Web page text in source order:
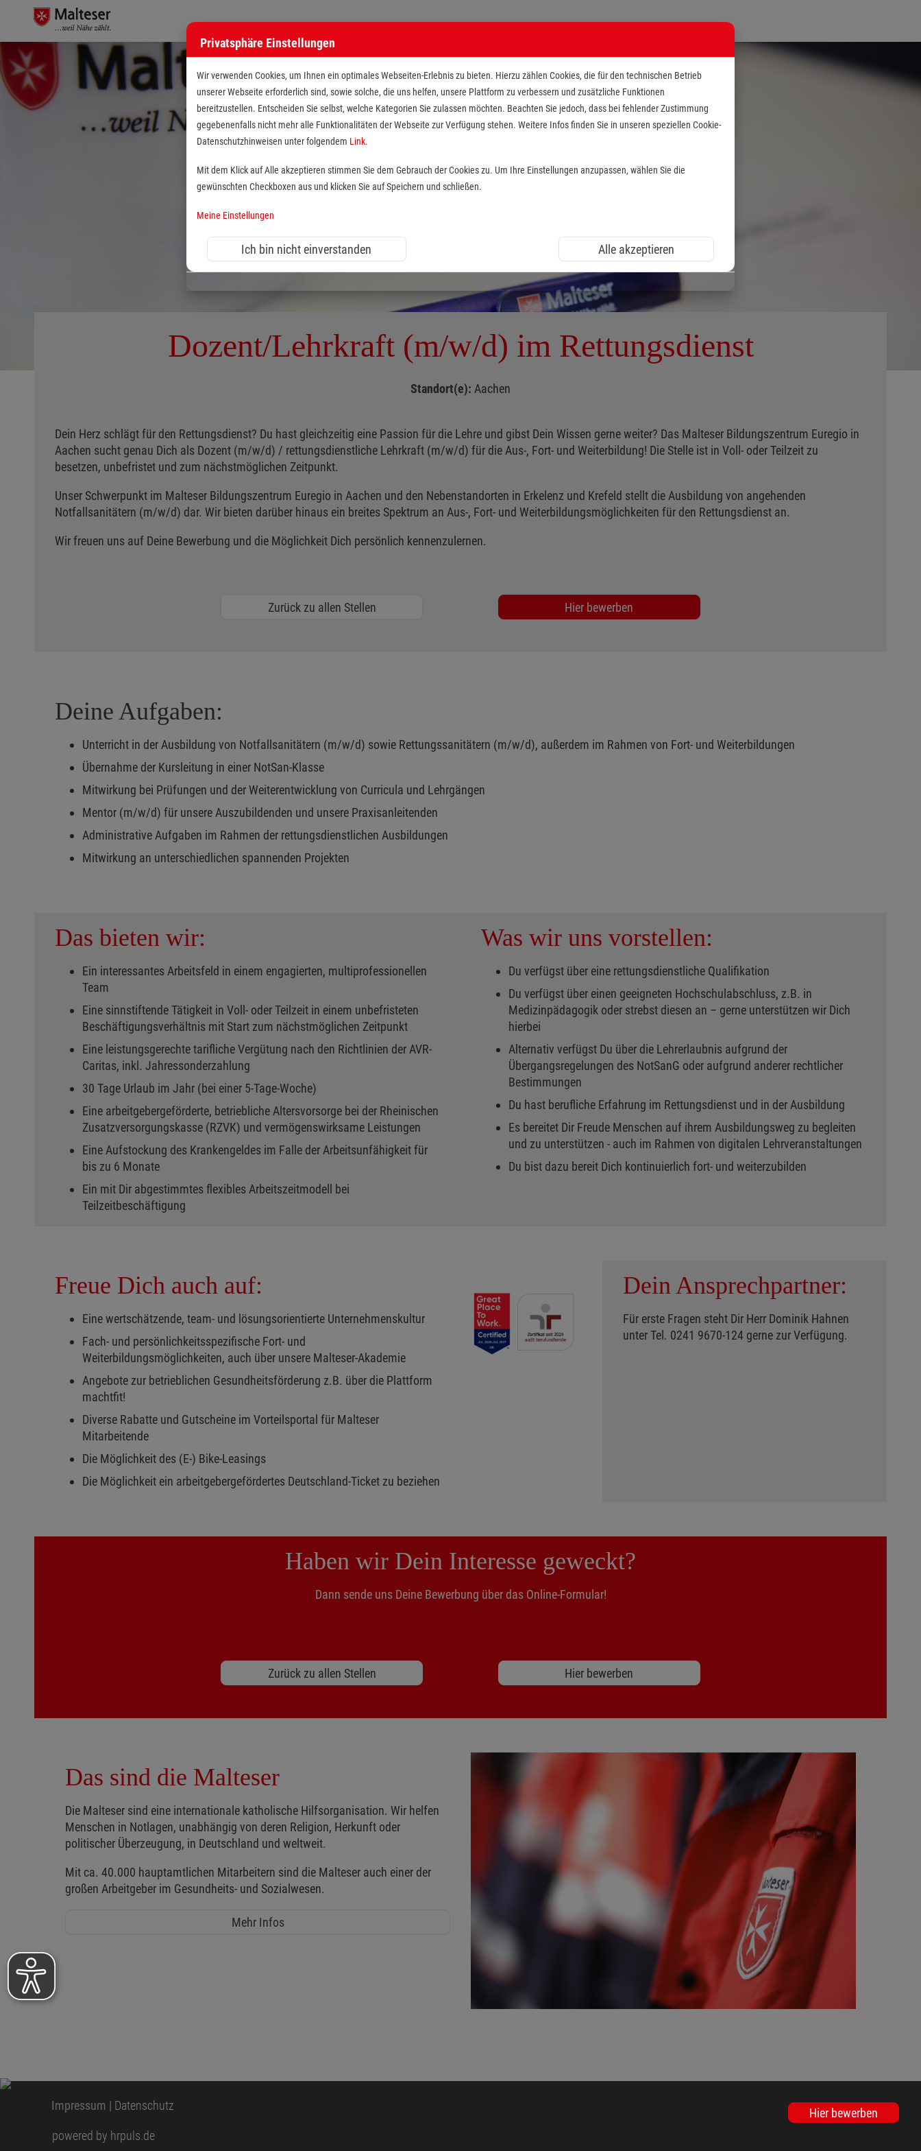
Dozent/Lehrkraft (m/w/d) im Rettungsdienst
Standort(e): Aachen
Dein Herz schlägt für den Rettungsdienst? Du hast gleichzeitig eine Passion für die Lehre und gibst Dein Wissen gerne weiter? Das Malteser Bildungszentrum Euregio in
Aachen sucht genau Dich als Dozent (m/w/d) / rettungsdienstliche Lehrkraft (m/w/d) für die Aus-, Fort- und Weiterbildung! Die Stelle ist in Voll- oder Teilzeit zu
besetzen, unbefristet und zum nächstmöglichen Zeitpunkt.
Unser Schwerpunkt im Malteser Bildungszentrum Euregio in Aachen und den Nebenstandorten in Erkelenz und Krefeld stellt die Ausbildung von angehenden
Notfallsanitätern (m/w/d) dar. Wir bieten darüber hinaus ein breites Spektrum an Aus-, Fort- und Weiterbildungsmöglichkeiten für den Rettungsdienst an.
Wir freuen uns auf Deine Bewerbung und die Möglichkeit Dich persönlich kennenzulernen.
Zurück zu allen Stellen Hier bewerben
Deine Aufgaben:
Unterricht in der Ausbildung von Notfallsanitätern (m/w/d) sowie Rettungssanitätern (m/w/d), außerdem im Rahmen von Fort- und Weiterbildungen
Übernahme der Kursleitung in einer NotSan-Klasse
Mitwirkung bei Prüfungen und der Weiterentwicklung von Curricula und Lehrgängen
Mentor (m/w/d) für unsere Auszubildenden und unsere Praxisanleitenden
Administrative Aufgaben im Rahmen der rettungsdienstlichen Ausbildungen
Mitwirkung an unterschiedlichen spannenden Projekten
Das bieten wir:
Ein interessantes Arbeitsfeld in einem engagierten, multiprofessionellen
Team
Eine sinnstiftende Tätigkeit in Voll- oder Teilzeit in einem unbefristeten
Beschäftigungsverhältnis mit Start zum nächstmöglichen Zeitpunkt
Eine leistungsgerechte tarifliche Vergütung nach den Richtlinien der AVR-
Caritas, inkl. Jahressonderzahlung
30 Tage Urlaub im Jahr (bei einer 5-Tage-Woche)
Eine arbeitgebergeförderte, betriebliche Altersvorsorge bei der Rheinischen
Zusatzversorgungskasse (RZVK) und vermögenswirksame Leistungen
Eine Aufstockung des Krankengeldes im Falle der Arbeitsunfähigkeit für
bis zu 6 Monate
Ein mit Dir abgestimmtes flexibles Arbeitszeitmodell bei
Teilzeitbeschäftigung
Was wir uns vorstellen:
Du verfügst über eine rettungsdienstliche Qualifikation
Du verfügst über einen geeigneten Hochschulabschluss, z.B. in
Medizinpädagogik oder strebst diesen an – gerne unterstützen wir Dich
hierbei
Alternativ verfügst Du über die Lehrerlaubnis aufgrund der
Übergangsregelungen des NotSanG oder aufgrund anderer rechtlicher
Bestimmungen
Du hast berufliche Erfahrung im Rettungsdienst und in der Ausbildung
Es bereitet Dir Freude Menschen auf ihrem Ausbildungsweg zu begleiten
und zu unterstützen - auch im Rahmen von digitalen Lehrveranstaltungen
Du bist dazu bereit Dich kontinuierlich fort- und weiterzubilden
Freue Dich auch auf:
Eine wertschätzende, team- und lösungsorientierte Unternehmenskultur
Fach- und persönlichkeitsspezifische Fort- und
Weiterbildungsmöglichkeiten, auch über unsere Malteser-Akademie
Angebote zur betrieblichen Gesundheitsförderung z.B. über die Plattform
machtfit!
Diverse Rabatte und Gutscheine im Vorteilsportal für Malteser
Mitarbeitende
Die Möglichkeit des (E-) Bike-Leasings
Die Möglichkeit ein arbeitgebergefördertes Deutschland-Ticket zu beziehen
Dein Ansprechpartner:
Für erste Fragen steht Dir Herr Dominik Hahnen
unter Tel. 0241 9670-124 gerne zur Verfügung.
Haben wir Dein Interesse geweckt?
Dann sende uns Deine Bewerbung über das Online-Formular!
Zurück zu allen Stellen Hier bewerben
Hier bewerben
Das sind die Malteser
Die Malteser sind eine internationale katholische Hilfsorganisation. Wir helfen
Menschen in Notlagen, unabhängig von deren Religion, Herkunft oder
politischer Überzeugung, in Deutschland und weltweit.
Mit ca. 40.000 hauptamtlichen Mitarbeitern sind die Malteser auch einer der
großen Arbeitgeber im Gesundheits- und Sozialwesen.
Mehr Infos
Impressum | Datenschutz
powered by hrpuls.de
Privatsphäre Einstellungen
Wir verwenden Cookies, um Ihnen ein optimales Webseiten-Erlebnis zu bieten. Hierzu zählen Cookies, die für den technischen Betrieb
unserer Webseite erforderlich sind, sowie solche, die uns helfen, unsere Plattform zu verbessern und zusätzliche Funktionen
bereitzustellen. Entscheiden Sie selbst, welche Kategorien Sie zulassen möchten. Beachten Sie jedoch, dass bei fehlender Zustimmung
gegebenenfalls nicht mehr alle Funktionalitäten der Webseite zur Verfügung stehen. Weitere Infos finden Sie in unseren speziellen Cookie-
Datenschutzhinweisen unter folgendem Link.
Mit dem Klick auf Alle akzeptieren stimmen Sie dem Gebrauch der Cookies zu. Um Ihre Einstellungen anzupassen, wählen Sie die
gewünschten Checkboxen aus und klicken Sie auf Speichern und schließen.
Meine Einstellungen
Ich bin nicht einverstanden Alle akzeptieren